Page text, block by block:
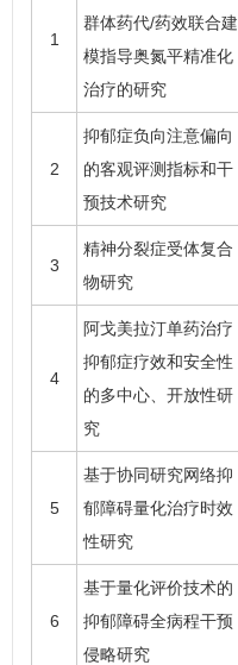
1
群体药代/药效联合建
模指导奥氮平精准化
治疗的研究
2
抑郁症负向注意偏向
的客观评测指标和干
预技术研究
3
精神分裂症受体复合
物研究
4
阿戈美拉汀单药治疗
抑郁症疗效和安全性
的多中心、开放性研
究
5
基于协同研究网络抑
郁障碍量化治疗时效
性研究
6
基于量化评价技术的
抑郁障碍全病程干预
侵略研究